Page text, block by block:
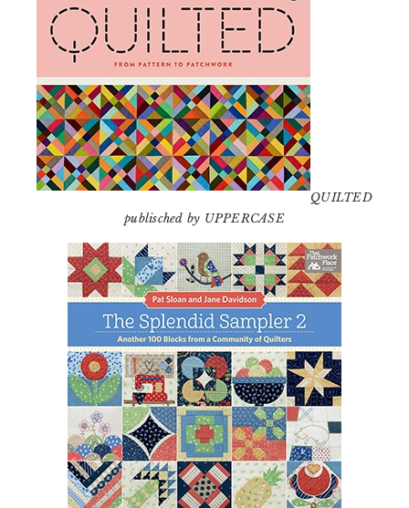
QUILTED
publisched by UPPERCASE